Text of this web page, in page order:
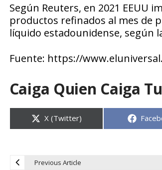
Según Reuters, en 2021 EEUU
productos refinados al mes de
líquido estadounidense, según
Fuente: https://
Caiga Quien Caiga
Compartir
en
X (Twitter)
Previous Article